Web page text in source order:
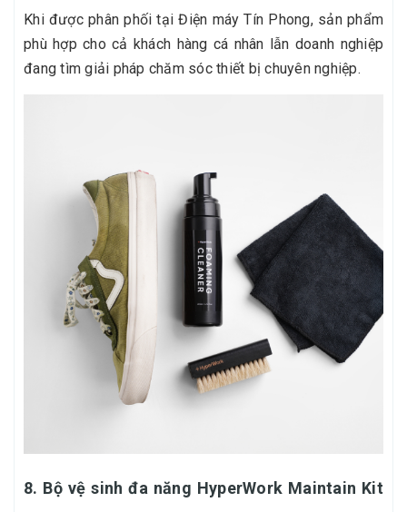
Khi được phân phối tại Điện máy Tín Phong, sản phẩm
phù hợp cho cả khách hàng cá nhân lẫn doanh nghiệp
đang tìm giải pháp chăm sóc thiết bị chuyên nghiệp.
8. Bộ vệ sinh đa năng HyperWork Maintain Kit